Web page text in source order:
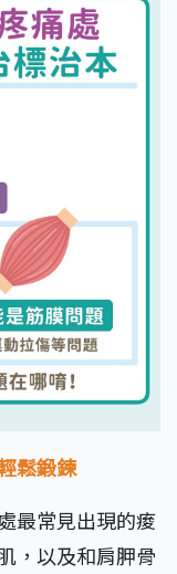
鬆鍛鍊
最常見出現的痠
，以及和肩胛骨